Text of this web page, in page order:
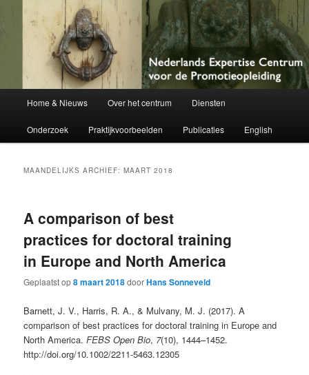
Nederlands Expertise Centrum voor
de Promotieopleiding
Netherlands Centre of Expertise for Doctoral Education
Spring
naar
inhoud
Spring
naar
inhoud
Home & Nieuws Over het centrum Diensten
Onderzoek Praktijkvoorbeelden Publicaties English
MAANDELIJKS ARCHIEF:MAART 2018
A comparison of best
practices for doctoral training
in Europe and North America
Geplaatst op8 maart 2018doorHans Sonneveld
Barnett, J. V., Harris, R. A., & Mulvany, M. J. (2017). A
comparison of best practices for doctoral training in Europe and
North America.FEBS Open Bio, 7(10), 1444–1452.
http://doi.org/10.1002/2211-5463.12305